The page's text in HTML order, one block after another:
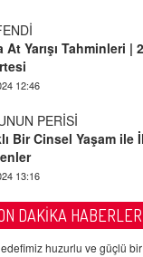
PERİSİ
Bir Cinsel Yaşam ile
13:16
ÖNALAN
Onaylanmasaydı…
Salı 00:11
CAN DOĞAN
verilerin korunması
DAKİKA
huzurlu ve güçlü